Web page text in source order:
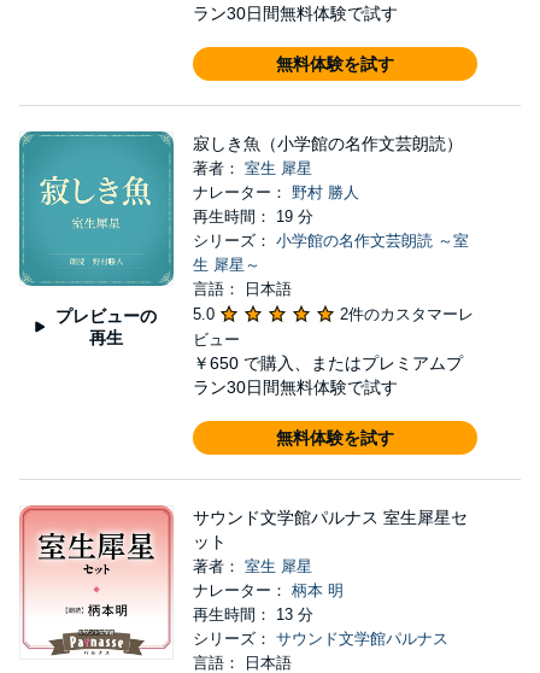
ラン30日間無料体験で試す
無料体験を試す
プレビューの
再生
寂しき魚（小学館の名作文芸朗読）
著者： 室生 犀星
ナレーター： 野村 勝人
再生時間： 19 分
シリーズ： 小学館の名作文芸朗読 ～室
生 犀星～
言語： 日本語
5.0
2件のカスタマーレ
ビュー
￥650 で購入、またはプレミアムプ
ラン30日間無料体験で試す
無料体験を試す
サウンド文学館パルナス 室生犀星セ
ット
著者： 室生 犀星
ナレーター： 柄本 明
再生時間： 13 分
シリーズ： サウンド文学館パルナス
言語： 日本語